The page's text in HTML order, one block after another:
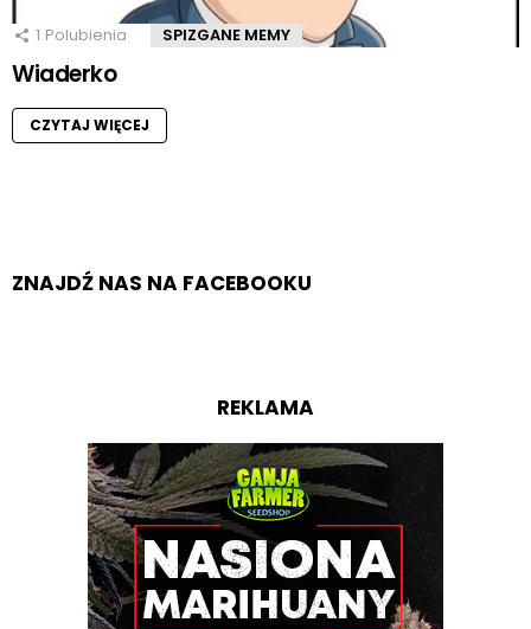
1 Polubienia SPIZGANE MEMY
Wiaderko
CZYTAJ WIĘCEJ
ZNAJDŹ NAS NA FACEBOOKU
REKLAMA